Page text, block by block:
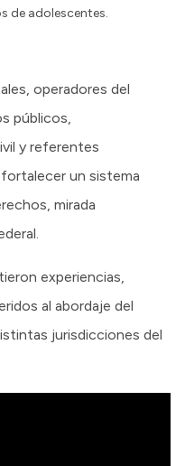
de adolescentes.
operadores del
públicos,
y referentes
un sistema
mirada
experiencias,
al abordaje del
jurisdicciones del